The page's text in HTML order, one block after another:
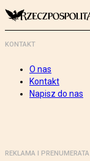
KONTAKT
O nas
Kontakt
Napisz do nas
REKLAMA I PRENUMERATA